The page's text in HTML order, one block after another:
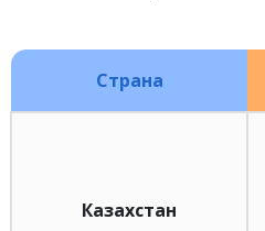
Страна
Казахстан